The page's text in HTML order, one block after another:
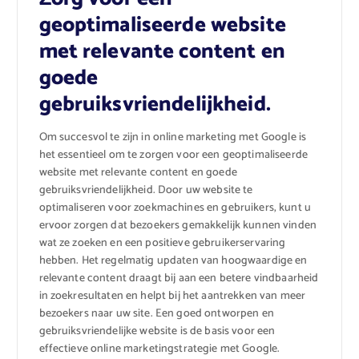
geoptimaliseerde website
met relevante content en
goede
gebruiksvriendelijkheid.
Om succesvol te zijn in online marketing met Google is
het essentieel om te zorgen voor een geoptimaliseerde
website met relevante content en goede
gebruiksvriendelijkheid. Door uw website te
optimaliseren voor zoekmachines en gebruikers, kunt u
ervoor zorgen dat bezoekers gemakkelijk kunnen vinden
wat ze zoeken en een positieve gebruikerservaring
hebben. Het regelmatig updaten van hoogwaardige en
relevante content draagt bij aan een betere vindbaarheid
in zoekresultaten en helpt bij het aantrekken van meer
bezoekers naar uw site. Een goed ontworpen en
gebruiksvriendelijke website is de basis voor een
effectieve online marketingstrategie met Google.